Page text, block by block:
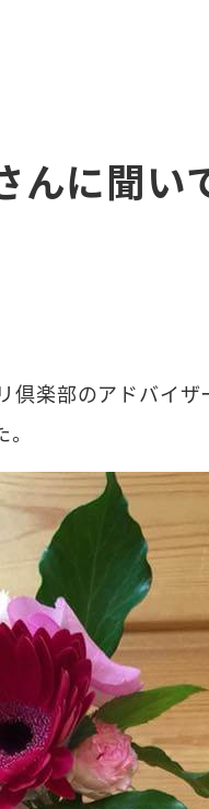
んに聞い
楽部のアドバイザ